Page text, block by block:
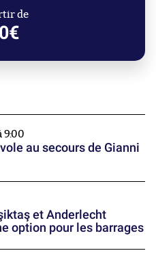
de
9:00
au secours de Gianni
et Anderlecht
option pour les barrages